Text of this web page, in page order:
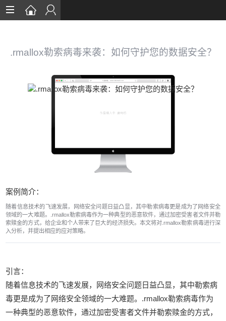
数据恢复
数据库恢复
.rmallox勒索病毒来袭：如何守护您的数据安全？
案例简介：
随着信息技术的飞速发展，网络安全问题日益凸显，其中勒索病毒更是成为了网络安全
领域的一大难题。.rmallox勒索病毒作为一种典型的恶意软件，通过加密受害者文件并勒
索赎金的方式，给企业和个人带来了巨大的经济损失。本文将对.rmallox勒索病毒进行深
入分析，并提出相应的应对策略。
引言：
随着信息技术的飞速发展，网络安全问题日益凸显，其中勒索病
毒更是成为了网络安全领域的一大难题。.rmallox勒索病毒作为
一种典型的恶意软件，通过加密受害者文件并勒索赎金的方式，